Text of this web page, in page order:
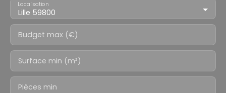
Lille 59800
Localisation
Budget max (€)
Surface min (m²)
Pièces min